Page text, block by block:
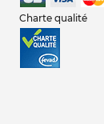
Charte qualité